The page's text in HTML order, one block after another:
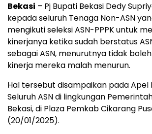
Bekasi – Pj Bupati Bekasi Dedy
kepada seluruh Tenaga Non-ASN
mengikuti seleksi ASN-PPPK untuk
kinerjanya ketika sudah berstatus
sebagai ASN, menurutnya tidak
kinerja mereka malah menurun.
Hal tersebut disampaikan pada Apel
Seluruh ASN di lingkungan
Bekasi, di Plaza Pemkab Cikarang
(20/01/2025).